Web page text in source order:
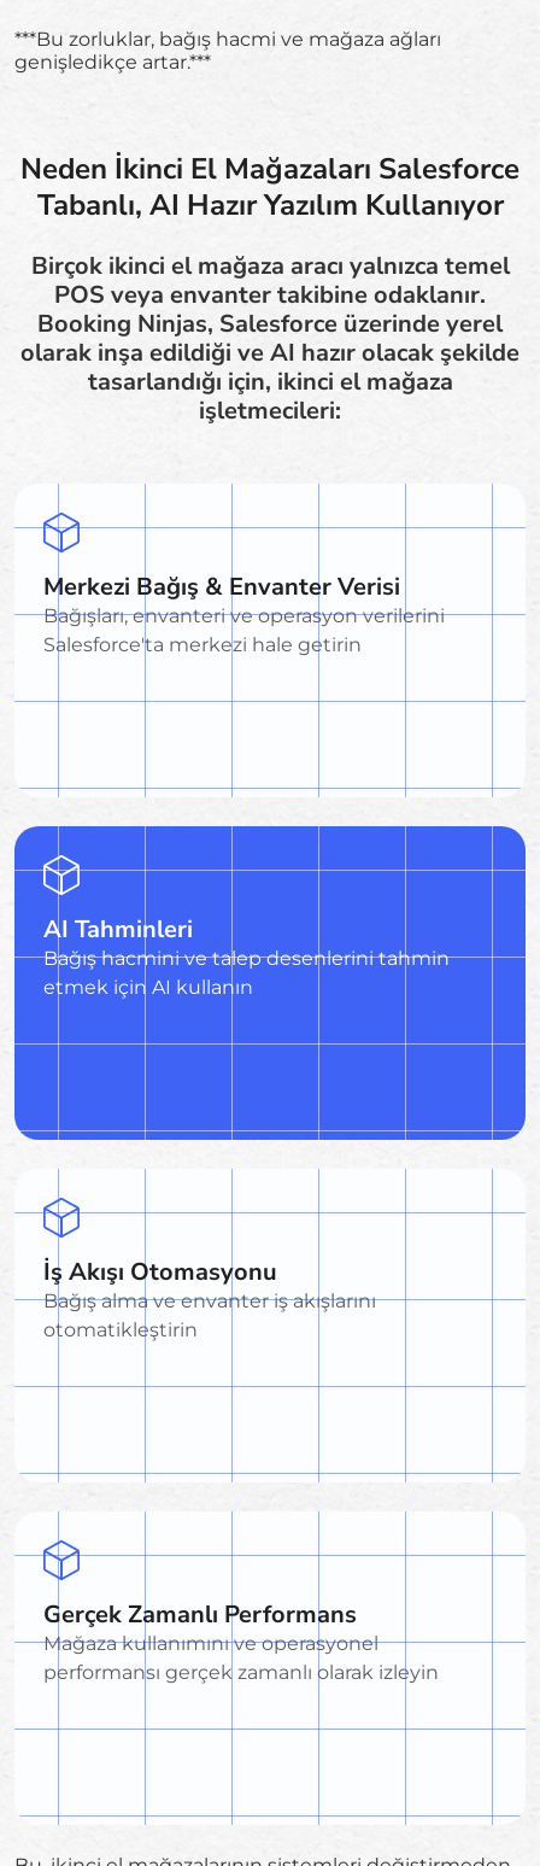
***Bu zorluklar, bağış hacmi ve mağaza ağları
genişledikçe artar.***
Neden İkinci El Mağazaları Salesforce
Tabanlı, AI Hazır Yazılım Kullanıyor
Birçok ikinci el mağaza aracı yalnızca temel
POS veya envanter takibine odaklanır.
Booking Ninjas, Salesforce üzerinde yerel
olarak inşa edildiği ve AI hazır olacak şekilde
tasarlandığı için, ikinci el mağaza
işletmecileri:
Merkezi Bağış & Envanter Verisi
Bağışları, envanteri ve operasyon verilerini
Salesforce'ta merkezi hale getirin
AI Tahminleri
Bağış hacmini ve talep desenlerini tahmin
etmek için AI kullanın
İş Akışı Otomasyonu
Bağış alma ve envanter iş akışlarını
otomatikleştirin
Gerçek Zamanlı Performans
Mağaza kullanımını ve operasyonel
performansı gerçek zamanlı olarak izleyin